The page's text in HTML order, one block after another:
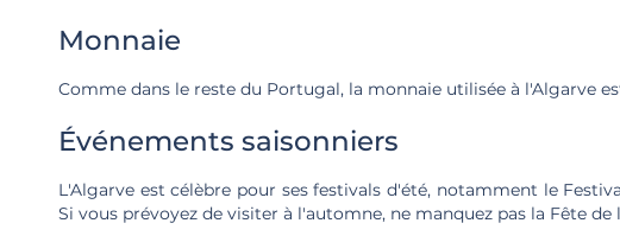
Monnaie
Comme dans le reste du Portugal, la monnaie utilisée à l'Algarve
Événements saisonniers
L'Algarve est célèbre pour ses festivals d'été, notamment le
Si vous prévoyez de visiter à l'automne, ne manquez pas la Fête